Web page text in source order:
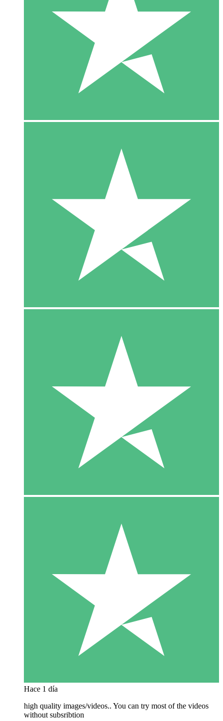
Hace 1 día
high quality images/videos.. You can try most of the videos
without subsribtion